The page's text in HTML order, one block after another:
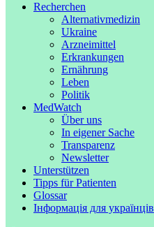
Recherchen
Alternativmedizin
Ukraine
Arzneimittel
Erkrankungen
Ernährung
Leben
Politik
MedWatch
Über uns
In eigener Sache
Transparenz
Newsletter
Unterstützen
Tipps für Patienten
Glossar
Інформація для українців